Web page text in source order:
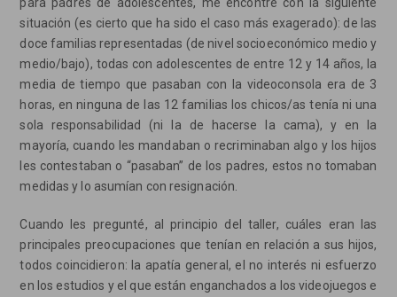
situación (es cierto que ha sido el caso más exagerado): de las
doce familias representadas (de nivel socioeconómico medio y
medio/bajo), todas con adolescentes de entre 12 y 14 años, la
media de tiempo que pasaban con la videoconsola era de 3
horas, en ninguna de las 12 familias los chicos/as tenía ni una
sola responsabilidad (ni la de hacerse la cama), y en la
mayoría, cuando les mandaban o recriminaban algo y los hijos
les contestaban o “pasaban” de los padres, estos no tomaban
medidas y lo asumían con resignación.
Cuando les pregunté, al principio del taller, cuáles eran las
principales preocupaciones que tenían en relación a sus hijos,
todos coincidieron: la apatía general, el no interés ni esfuerzo
en los estudios y el que están enganchados a los videojuegos e